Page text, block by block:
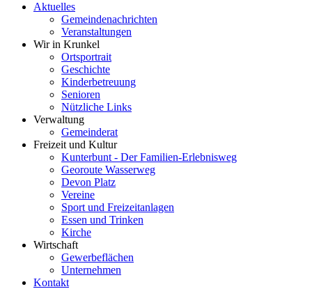
Aktuelles
Gemeindenachrichten
Veranstaltungen
Wir in Krunkel
Ortsportrait
Geschichte
Kinderbetreuung
Senioren
Nützliche Links
Verwaltung
Gemeinderat
Freizeit und Kultur
Kunterbunt - Der Familien-Erlebnisweg
Georoute Wasserweg
Devon Platz
Vereine
Sport und Freizeitanlagen
Essen und Trinken
Kirche
Wirtschaft
Gewerbeflächen
Unternehmen
Kontakt